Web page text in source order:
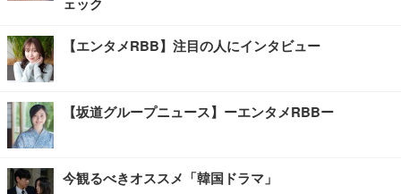
【エンタメRBB】注目の人にインタビュー
【坂道グループニュース】ーエンタメRBBー
今観るべきオススメ「韓国ドラマ」